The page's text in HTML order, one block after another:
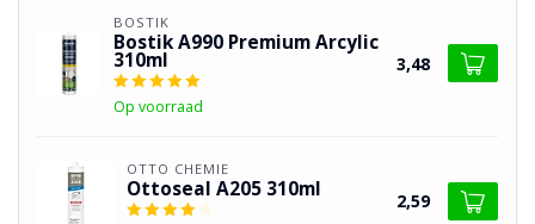
BOSTIK
Bostik A990 Premium Arcylic
310ml
Op voorraad
3,48
OTTO CHEMIE
Ottoseal A205 310ml 2,59